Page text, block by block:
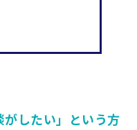
がしたい」という方